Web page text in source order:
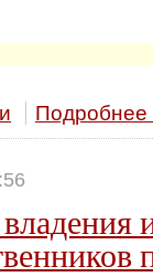
Подробнее